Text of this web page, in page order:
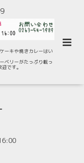
ーキや焼きカレーはい
ベリーがたっぷり載っ
です。